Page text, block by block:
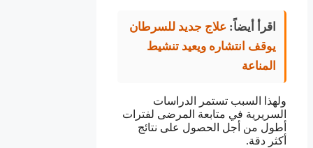
اقرأ أيضاً: علاج جديد للسرطان
يوقف انتشاره ويعيد تنشيط
المناعة
ولهذا السبب تستمر الدراسات
السريرية في متابعة المرضى لفترات
أطول من أجل الحصول على نتائج
أكثر دقة.